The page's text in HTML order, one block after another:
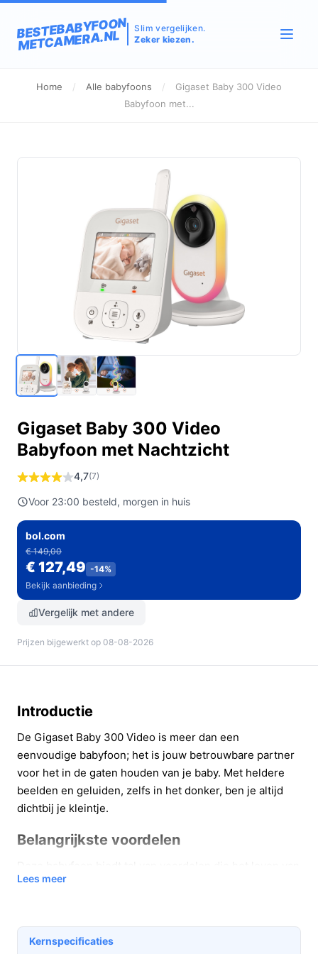
BESTEBABYFOON
METCAMERA.NL
Slim vergelijken.
Zeker kiezen.
Home / Alle babyfoons /
Gigaset Baby 300 Video
Babyfoon met...
Gigaset Baby 300 Video
Babyfoon met Nachtzicht
4,7(7)
Voor 23:00 besteld, morgen in huis
bol.com
€ 149,00
€ 127,49 -14%
Bekijk aanbieding
Vergelijk met andere
Prijzen bijgewerkt op 08-08-2026
Introductie
De Gigaset Baby 300 Video is meer dan een
eenvoudige babyfoon; het is jouw betrouwbare partner
voor het in de gaten houden van je baby. Met heldere
beelden en geluiden, zelfs in het donker, ben je altijd
dichtbij je kleintje.
Belangrijkste voordelen
ouders gemakkelijker maken:
zodat je je baby altijd goed in de gaten kunt
houden.
Lees meer
Kernspecificaties